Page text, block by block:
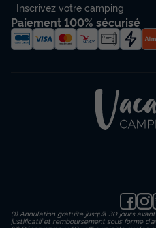
Inscrivez votre camping
Paiement 100% sécurisé
(1) Annulation gratuite jusqu’à 30 jours
justificatif et remboursement sous forme